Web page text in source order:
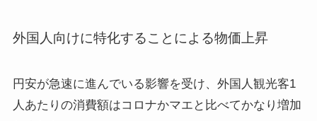
外国人向けに特化することによる物価上昇
円安が急速に進んでいる影響を受け、外国人観光客1
人あたりの消費額はコロナかマエと比べてかなり増加